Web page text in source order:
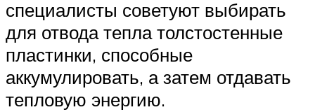
специалисты советуют выбирать
для отвода тепла толстостенные
пластинки, способные
аккумулировать, а затем отдавать
тепловую энергию.